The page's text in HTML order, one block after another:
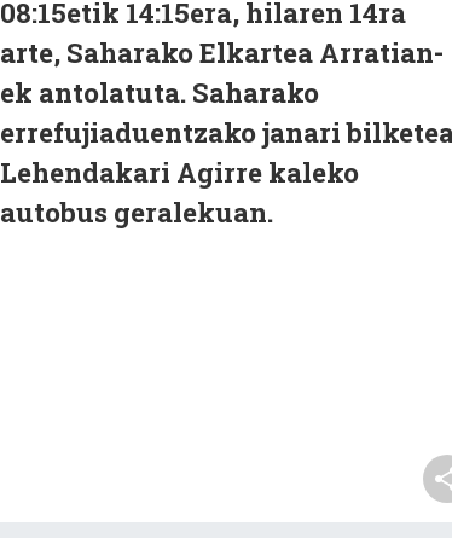
08:15etik 14:15era, hilaren 14ra
arte, Saharako Elkartea Arratian-
ek antolatuta. Saharako
errefujiaduentzako janari
Lehendakari Agirre kaleko
autobus geralekuan.